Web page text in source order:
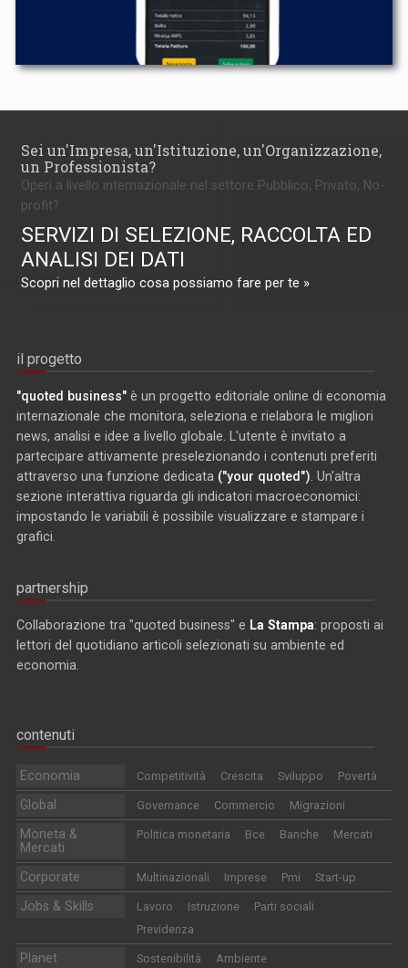
Sei un'Impresa, un'Istituzione, un'Organizzazione,
un Professionista?
Operi a livello internazionale nel settore Pubblico, Privato, No-
profit?
SERVIZI DI SELEZIONE, RACCOLTA ED
ANALISI DEI DATI
Scopri nel dettaglio cosa possiamo fare per te »
il progetto
"quoted business" è un progetto editoriale online di economia
internazionale che monitora, seleziona e rielabora le migliori
news, analisi e idee a livello globale. L'utente è invitato a
partecipare attivamente preselezionando i contenuti preferiti
attraverso una funzione dedicata ("your quoted") . Un'altra
sezione interattiva riguarda gli indicatori macroeconomici:
impostando le variabili è possibile visualizzare e stampare i
grafici.
partnership
Collaborazione tra "quoted business" e La Stampa: proposti ai
lettori del quotidiano articoli selezionati su ambiente ed
economia.
contenuti
Economia Competitività Crescita Sviluppo Povertà
Global Governance Commercio Migrazioni
Moneta &
Mercati
Politica monetaria Bce Banche Mercati
Corporate Multinazionali Imprese Pmi Start-up
Jobs & Skills Lavoro Istruzione
Parti sociali
Previdenza
Planet Sostenibilità Ambiente